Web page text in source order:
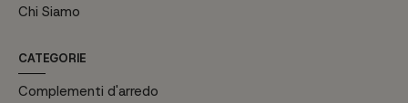
Chi Siamo
CATEGORIE
Complementi d'arredo